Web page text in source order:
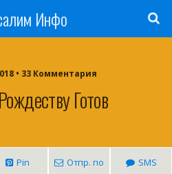
Инфо
• 33 Комментария
Готов
Pin
Отпр. по
SMS